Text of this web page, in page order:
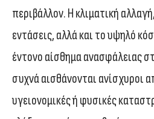
περιβάλλον. Η κλιματική
εντάσεις, αλλά και το υψηλό
έντονο αίσθημα ανασφάλειας
συχνά αισθάνονται ανίσχυροι
υγειονομικές ή φυσικές